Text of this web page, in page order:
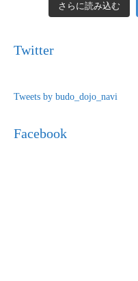
さらに読み込む
Twitter
Tweets by budo_dojo_navi
Facebook